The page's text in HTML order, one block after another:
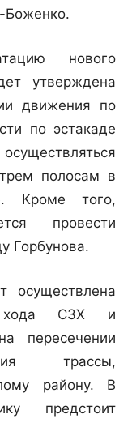
Боженко.
нового
утверждена
движения по
по эстакаде
полосам в
Кроме того,
провести
Горбунова.
хода СЗХ и
пересечении
трассы,
району. В
предстоит